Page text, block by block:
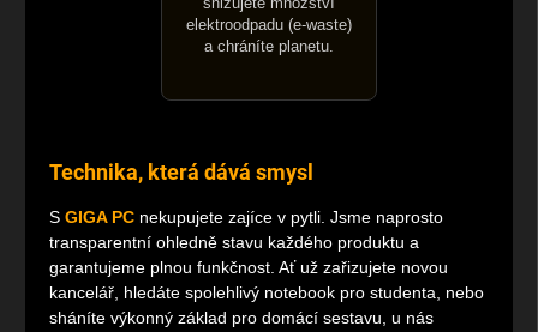
snižujete množství
elektroodpadu (e-waste)
a chráníte planetu.
Technika, která dává smysl
S GIGA PC nekupujete zajíce v pytli. Jsme naprosto
transparentní ohledně stavu každého produktu a
garantujeme plnou funkčnost. Ať už zařizujete novou
kancelář, hledáte spolehlivý notebook pro studenta, nebo
sháníte výkonný základ pro domácí sestavu, u nás